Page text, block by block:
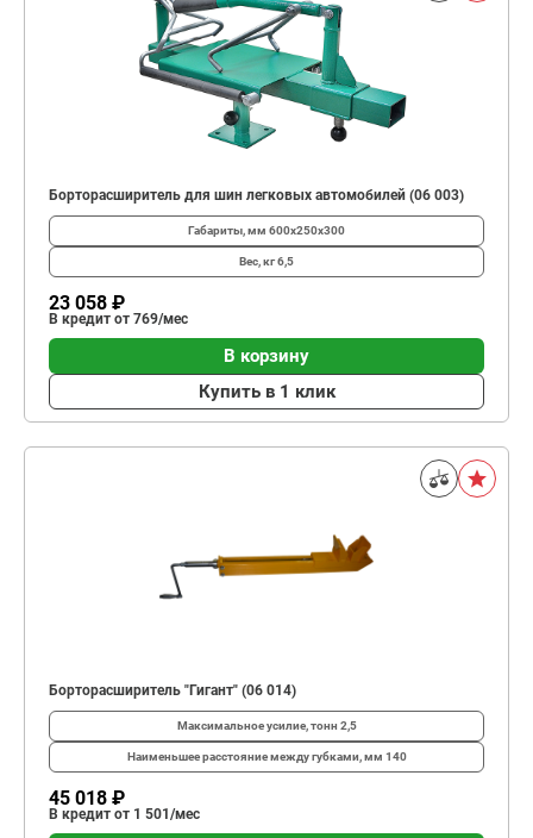
Борторасширитель для шин легковых автомобилей (06 003)
Габариты, мм 600х250х300
Вес, кг6,5
23 058 ₽
В кредит от 769/мес
В корзину
Купить в 1 клик
Борторасширитель "Гигант" (06 014)
Максимальное усилие, тонн 2,5
Наименьшее расстояние между губками, мм 140
45 018 ₽
В кредит от 1 501/мес